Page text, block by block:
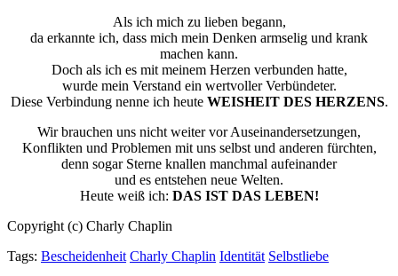
Als ich mich zu lieben begann,
da erkannte ich, dass mich mein Denken armselig und krank
machen kann.
Doch als ich es mit meinem Herzen verbunden hatte,
wurde mein Verstand ein wertvoller Verbündeter.
Diese Verbindung nenne ich heute WEISHEIT DES HERZENS.
Wir brauchen uns nicht weiter vor Auseinandersetzungen,
Konflikten und Problemen mit uns selbst und anderen fürchten,
denn sogar Sterne knallen manchmal aufeinander
und es entstehen neue Welten.
Heute weiß ich: DAS IST DAS LEBEN!
Copyright (c) Charly Chaplin
Tags: Bescheidenheit Charly Chaplin Identität Selbstliebe